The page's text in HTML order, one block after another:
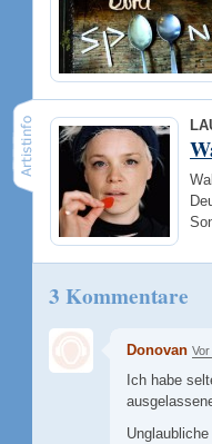
3 Kommentare
Donovan
Ich habe